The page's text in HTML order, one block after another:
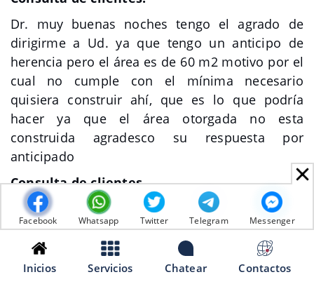
Facebook Whatsapp Twitter Telegram Messenger
Inicios Servicios Chatear Contactos
Dr. muy buenas noches tengo el agrado de
dirigirme a Ud. ya que tengo un anticipo de
herencia pero el área es de 60 m2 motivo por el
cual no cumple con el mínima necesario
quisiera construir ahí, que es lo que podría
hacer ya que el área otorgada no esta
construida agradesco su respuesta por
anticipado
Consulta de clientes.
Le presento un caso, según sucesión intestada
dos hermanas son dueñas de un predio; pero
resulta que una de las hermanas debe buena
cantidad de dinero a la otra hermana y le quiere